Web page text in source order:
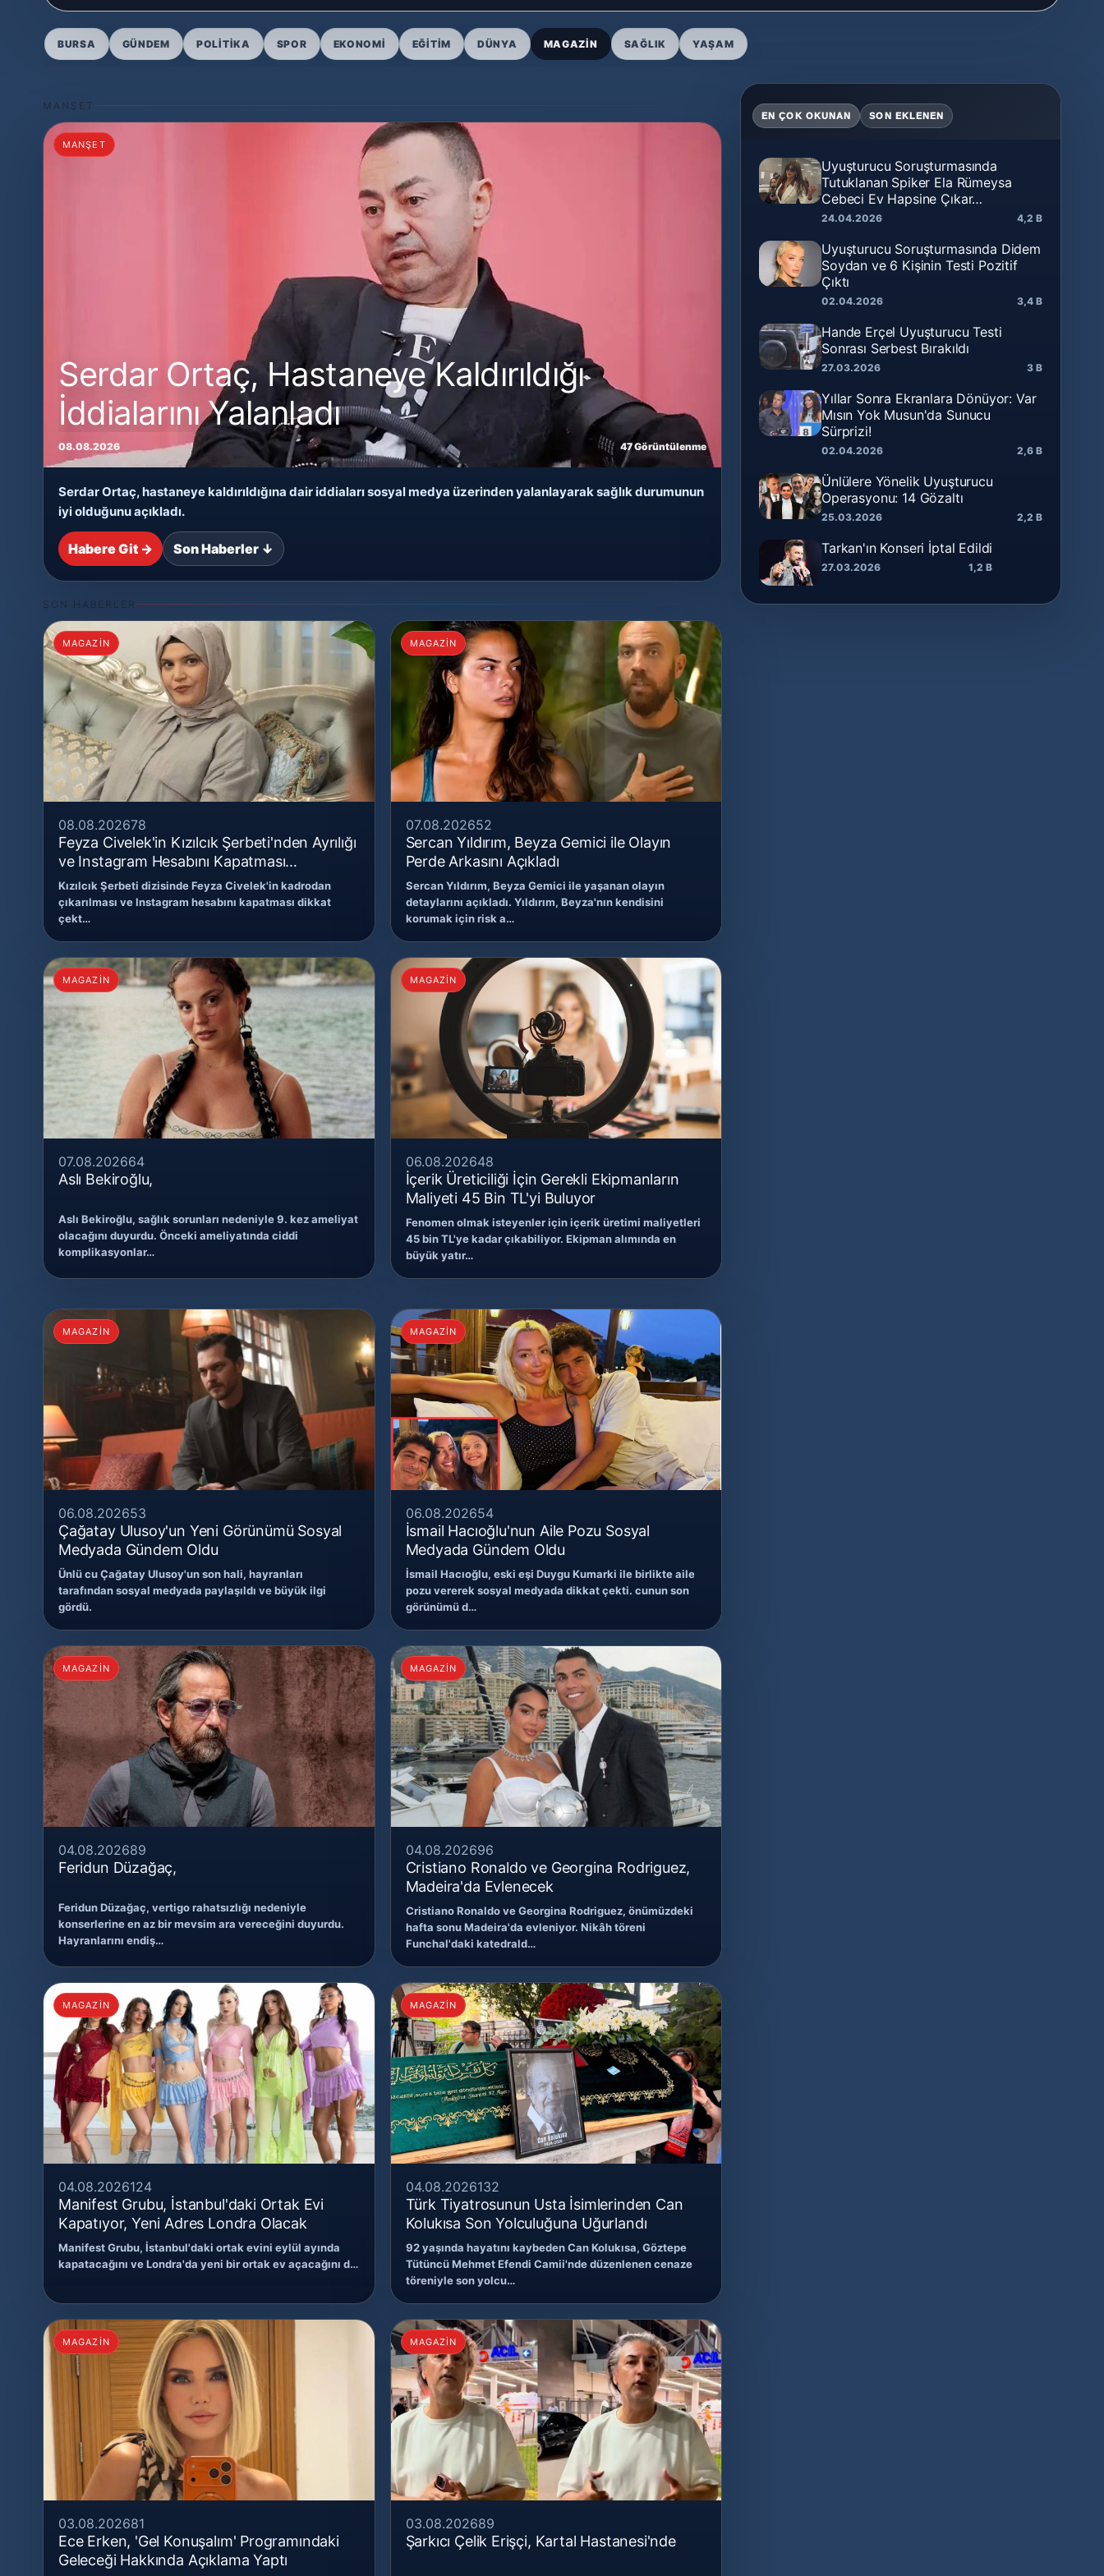
BURSA GÜNDEM POLITIKA SPOR EKONOMI EĞITIM DÜNYA MAGAZIN SAĞLIK YAŞAM
MANŞET
MANŞET
Serdar Ortaç, Hastaneye Kaldırıldığı
İddialarını Yalanladı
08.08.2026 47 Görüntülenme
Serdar Ortaç, hastaneye kaldırıldığına dair iddiaları sosyal medya üzerinden yalanlayarak sağlık durumunun
iyi olduğunu açıkladı.
Habere Git → Son Haberler ↓
SON HABERLER
MAGAZİN
08.08.202678
Feyza Civelek'in Kızılcık Şerbeti'nden Ayrılığı
ve Instagram Hesabını Kapatması
Gündemde
Kızılcık Şerbeti dizisinde Feyza Civelek'in kadrodan
çıkarılması ve Instagram hesabını kapatması dikkat
çekt…
MAGAZİN
07.08.202652
Sercan Yıldırım, Beyza Gemici ile Olayın
Perde Arkasını Açıkladı
Sercan Yıldırım, Beyza Gemici ile yaşanan olayın
detaylarını açıkladı. Yıldırım, Beyza'nın kendisini
korumak için risk a…
MAGAZİN
07.08.202664
Aslı Bekiroğlu,
Aslı Bekiroğlu, sağlık sorunları nedeniyle 9. kez ameliyat
olacağını duyurdu. Önceki ameliyatında ciddi
komplikasyonlar…
MAGAZİN
06.08.202648
İçerik Üreticiliği İçin Gerekli Ekipmanların
Maliyeti 45 Bin TL'yi Buluyor
Fenomen olmak isteyenler için içerik üretimi maliyetleri
45 bin TL'ye kadar çıkabiliyor. Ekipman alımında en
büyük yatır…
MAGAZİN
06.08.202653
Çağatay Ulusoy'un Yeni Görünümü Sosyal
Medyada Gündem Oldu
Ünlü cu Çağatay Ulusoy'un son hali, hayranları
tarafından sosyal medyada paylaşıldı ve büyük ilgi
gördü.
MAGAZİN
06.08.202654
İsmail Hacıoğlu'nun Aile Pozu Sosyal
Medyada Gündem Oldu
İsmail Hacıoğlu, eski eşi Duygu Kumarki ile birlikte aile
pozu vererek sosyal medyada dikkat çekti. cunun son
görünümü d…
MAGAZİN
04.08.202689
Feridun Düzağaç,
Feridun Düzağaç, vertigo rahatsızlığı nedeniyle
konserlerine en az bir mevsim ara vereceğini duyurdu.
Hayranlarını endiş…
MAGAZİN
04.08.202696
Cristiano Ronaldo ve Georgina Rodriguez,
Madeira'da Evlenecek
Cristiano Ronaldo ve Georgina Rodriguez, önümüzdeki
hafta sonu Madeira'da evleniyor. Nikâh töreni
Funchal'daki katedrald…
MAGAZİN
04.08.2026124
Manifest Grubu, İstanbul'daki Ortak Evi
Kapatıyor, Yeni Adres Londra Olacak
Manifest Grubu, İstanbul'daki ortak evini eylül ayında
kapatacağını ve Londra'da yeni bir ortak ev açacağını d…
MAGAZİN
04.08.2026132
Türk Tiyatrosunun Usta İsimlerinden Can
Kolukısa Son Yolculuğuna Uğurlandı
92 yaşında hayatını kaybeden Can Kolukısa, Göztepe
Tütüncü Mehmet Efendi Camii'nde düzenlenen cenaze
töreniyle son yolcu…
MAGAZİN
03.08.202681
Ece Erken, 'Gel Konuşalım' Programındaki
Geleceği Hakkında Açıklama Yaptı
MAGAZİN
03.08.202689
Şarkıcı Çelik Erişçi, Kartal Hastanesi'nde
EN ÇOK OKUNAN SON EKLENEN
Uyuşturucu Soruşturmasında
Tutuklanan Spiker Ela Rümeysa
Cebeci Ev Hapsine Çıkar…
24.04.2026 4,2 B
Uyuşturucu Soruşturmasında Didem
Soydan ve 6 Kişinin Testi Pozitif
Çıktı
02.04.2026 3,4 B
Hande Erçel Uyuşturucu Testi
Sonrası Serbest Bırakıldı
27.03.2026 3 B
Yıllar Sonra Ekranlara Dönüyor: Var
Mısın Yok Musun'da Sunucu
Sürprizi!
02.04.2026 2,6 B
Ünlülere Yönelik Uyuşturucu
Operasyonu: 14 Gözaltı
25.03.2026 2,2 B
Tarkan'ın Konseri İptal Edildi
27.03.2026 1,2 B